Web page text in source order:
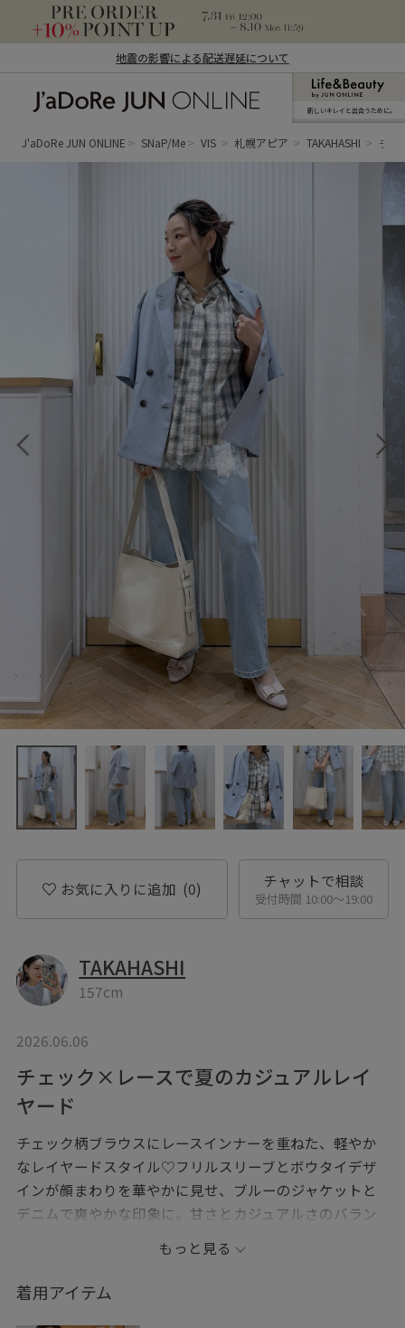
地震の影響による配送遅延について
ン オンライン）
新しいキレイと出合うために。
J'aDoRe JUN ONLINE SNaP/Me VIS 札幌アピア TAKAHASHI チェ
お気に入りに追加 (0) チャットで相談
受付時間 10:00〜19:00
TAKAHASHI
157cm
2026.06.06
チェック×レースで夏のカジュアルレイ
ヤード
チェック柄ブラウスにレースインナーを重ねた、軽やか
なレイヤードスタイル♡フリルスリーブとボウタイデザ
インが顔まわりを華やかに見せ、ブルーのジャケットと
デニムで爽やかな印象に。甘さとカジュアルさのバラン
●Instagram→vis_takahashi
●WEAR→namie5865
もっと見る
着用アイテム